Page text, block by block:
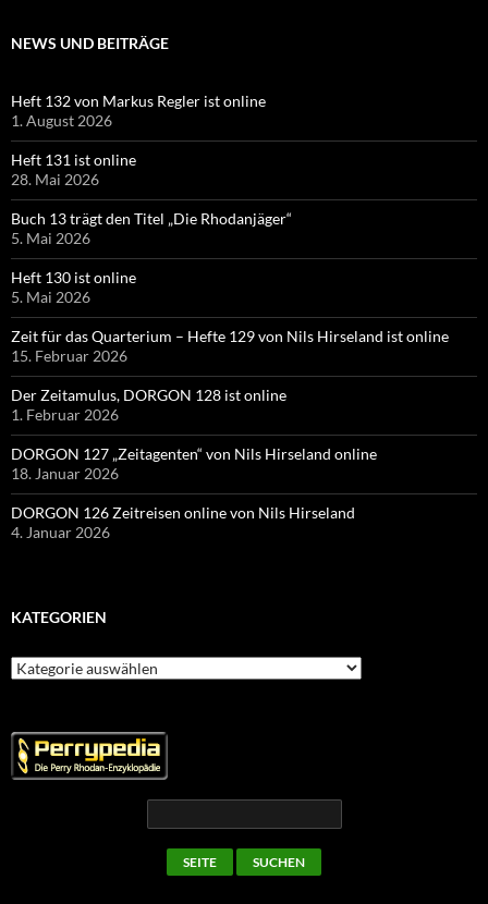
NEWS UND BEITRÄGE
Heft 132 von Markus Regler ist online
1. August 2026
Heft 131 ist online
28. Mai 2026
Buch 13 trägt den Titel „Die Rhodanjäger“
5. Mai 2026
Heft 130 ist online
5. Mai 2026
Zeit für das Quarterium – Hefte 129 von Nils Hirseland ist online
15. Februar 2026
Der Zeitamulus, DORGON 128 ist online
1. Februar 2026
DORGON 127 „Zeitagenten“ von Nils Hirseland online
18. Januar 2026
DORGON 126 Zeitreisen online von Nils Hirseland
4. Januar 2026
KATEGORIEN
Kategorien